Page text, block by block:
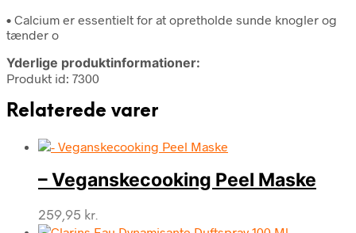
• Calcium er essentielt for at opretholde sunde knogler og
tænder o
Yderlige produktinformationer:
Produkt id: 7300
Relaterede varer
– Veganskecooking Peel Maske
259,95 kr.